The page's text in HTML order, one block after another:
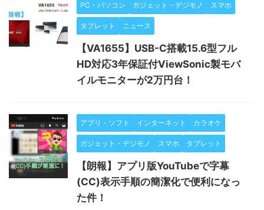
PC・パソコン ガジェット・デジモノ スマホ
タブレット ニュース
【VA1655】USB-C搭載15.6型フル
HD対応3年保証付ViewSonic製モバ
イルモニターが2万円台！
アプリ・ソフト インターネット カラオケ
ガジェット・デジモノ スマホ タブレット
【朗報】アプリ版YouTubeで字幕
(CC)表示手順の簡潔化で便利になっ
た件！